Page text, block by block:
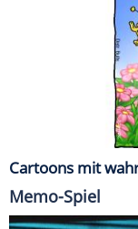
Cartoons mit
Memo-Spiel